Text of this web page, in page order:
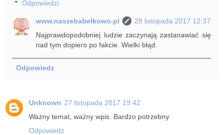
Odpowiedzi
www.naszebabelkowo.pl
28 listopada 2017 12:37
Najprawdopodobniej ludzie zaczynają zastanawiać się
nad tym dopiero po fakcie. Wielki błąd.
Odpowiedz
Unknown 27 listopada 2017 19:42
Ważny temat, ważny wpis. Bardzo potrzebny
Odpowiedz